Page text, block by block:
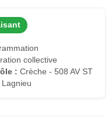
collective
: Crèche - 508 AV ST
Lagnieu